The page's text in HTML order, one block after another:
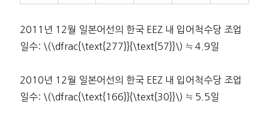
2011년 12월 일본어선의 한국 EEZ 내 입어척수당 조업
일수: \(\dfrac{\text{277}}{\text{57}}\) ≒ 4.9일
2010년 12월 일본어선의 한국 EEZ 내 입어척수당 조업
일수: \(\dfrac{\text{166}}{\text{30}}\) ≒ 5.5일